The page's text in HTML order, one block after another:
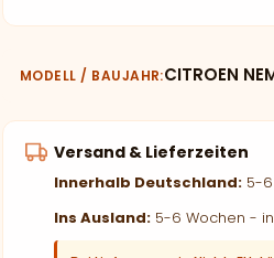
MODELL / BAUJAHR CITROEN
Versand & Lieferzeiten
Innerhalb Deutschland:5-6
Ins Ausland:5-6 Wochen -